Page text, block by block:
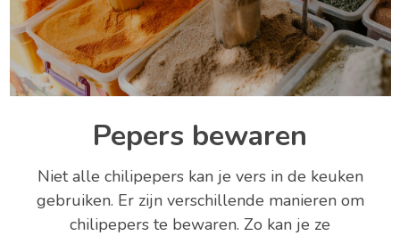
Pepers bewaren
Niet alle chilipepers kan je vers in de keuken
gebruiken. Er zijn verschillende manieren om
chilipepers te bewaren. Zo kan je ze